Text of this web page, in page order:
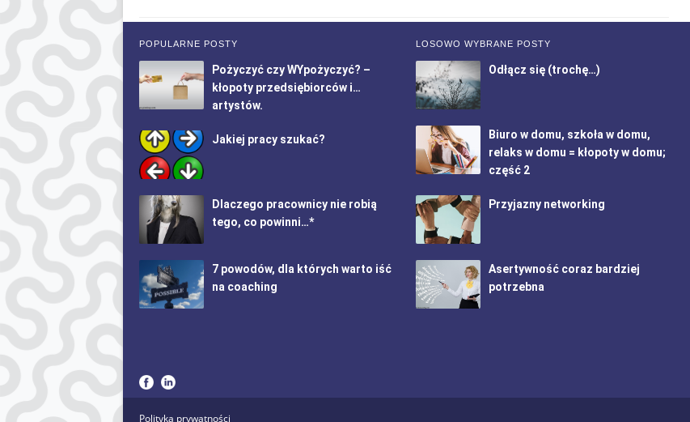
POPULARNE POSTY
Pożyczyć czy WYpożyczyć? –
kłopoty przedsiębiorców i…
artystów.
Jakiej pracy szukać?
Dlaczego pracownicy nie robią
tego, co powinni…*
7 powodów, dla których warto iść
na coaching
LOSOWO WYBRANE POSTY
Odłącz się (trochę…)
Biuro w domu, szkoła w domu,
relaks w domu = kłopoty w domu;
część 2
Przyjazny networking
Asertywność coraz bardziej
potrzebna
Polityka prywatności